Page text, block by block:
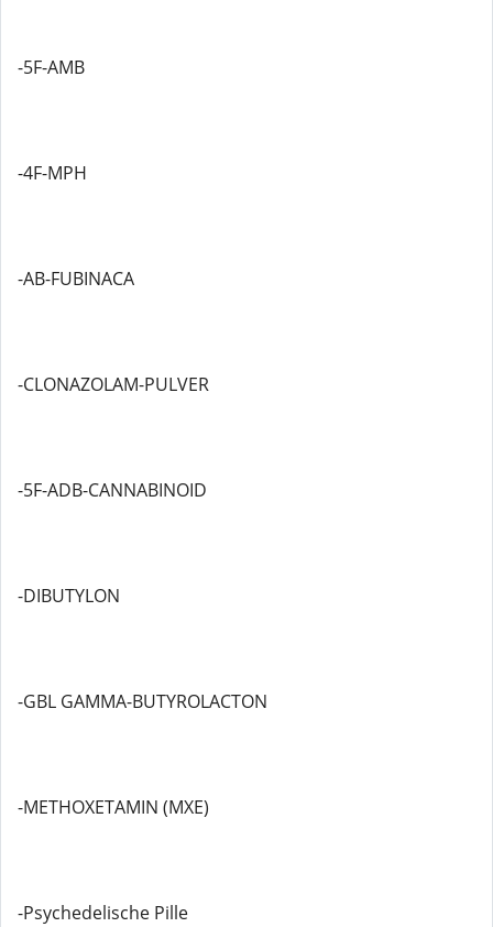
-5F-AMB
-4F-MPH
-AB-FUBINACA
-CLONAZOLAM-PULVER
-5F-ADB-CANNABINOID
-DIBUTYLON
-GBL GAMMA-BUTYROLACTON
-METHOXETAMIN (MXE)
-Psychedelische Pille